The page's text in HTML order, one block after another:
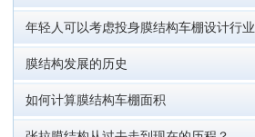
年轻人可以考虑投身膜结构车棚设计行业
膜结构发展的历史
如何计算膜结构车棚面积